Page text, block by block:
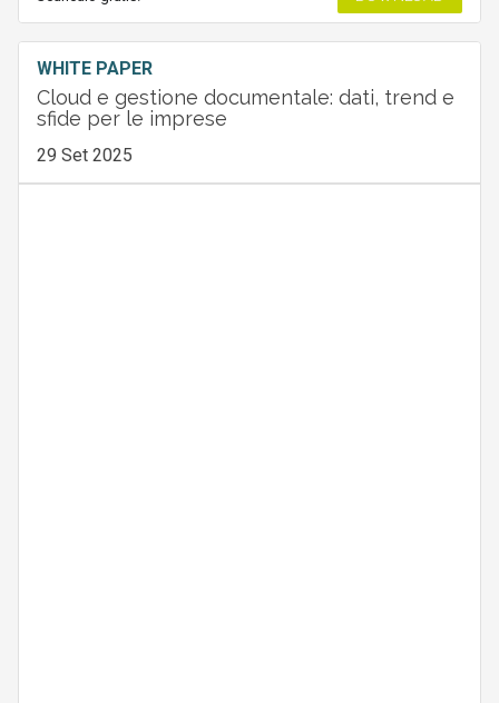
WHITE PAPER
Cloud e gestione documentale: dati, trend e
sfide per le imprese
29 Set 2025